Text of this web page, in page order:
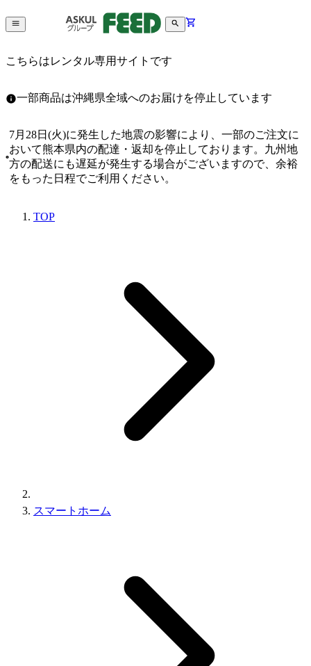
こちらはレンタル専用サイトです
一部商品は沖縄県全域へのお届けを停止しています
7月28日(火)に発生した地震の影響により、一部のご注文に
おいて熊本県内の配達・返却を停止しております。九州地
方の配送にも遅延が発生する場合がございますので、余裕
をもった日程でご利用ください。
TOP
スマートホーム